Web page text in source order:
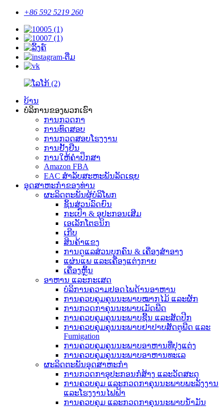
+86 592 5219 260
ບ້ານ
ບໍລິການຂອງພວກເຮົາ
ການກວດກາ
ການທົດສອບ
ການກວດສອບໂຮງງານ
ການຢັ້ງຢືນ
ການໃຫ້ຄໍາປຶກສາ
Amazon FBA
EAC ສໍາລັບສະຫະພັນລັດເຊຍ
ອຸດ​ສາ​ຫະ​ກໍາ​ຂອງ​ທ່ານ​
ຜະລິດຕະພັນຜູ້ບໍລິໂພກ
ຊິ້ນສ່ວນລົດຍົນ
ກະເປົາ & ອຸປະກອນເສີມ
ເອເລັກໂຕຣນິກ
ເກີບ
ສິນຄ້າແຂງ
ການດູແລສ່ວນບຸກຄົນ & ເຄື່ອງສໍາອາງ
ແຜ່ນແພ ແລະເຄື່ອງແຕ່ງກາຍ
ເຄື່ອງຫຼິ້ນ
ອາຫານ ແລະກະເສດ
ບໍລິການຄວາມປອດໄພດ້ານອາຫານ
ການຄວບຄຸມຄຸນນະພາບໝາກໄມ້ ແລະຜັກ
ການກວດກາຄຸນນະພາບເມັດພືດ
ການຄວບຄຸມຄຸນນະພາບຊີ້ນ ແລະສັດປີກ
ການຄວບຄຸມຄຸນນະພາບຢາປາບສັດຕູພືດ ແລະ
Fumigation
ການຄວບຄຸມຄຸນນະພາບອາຫານທີ່ປຸງແຕ່ງ
ການຄວບຄຸມຄຸນນະພາບອາຫານທະເລ
ຜະລິດຕະພັນອຸດສາຫະກໍາ
ການກວດກາອຸປະກອນກໍ່ສ້າງ ແລະວັດສະດຸ
ການຄວບຄຸມ ແລະກວດກາຄຸນນະພາບພະລັງງານ
ແລະໂຮງງານໄຟຟ້າ
ການຄວບຄຸມ ແລະກວດກາຄຸນນະພາບນ້ຳມັນ